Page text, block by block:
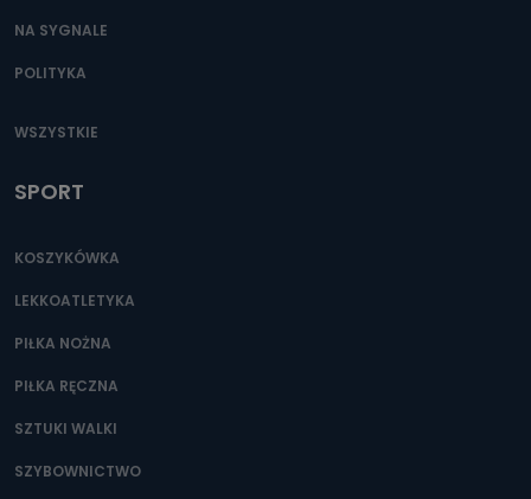
NA SYGNALE
POLITYKA
WSZYSTKIE
SPORT
KOSZYKÓWKA
LEKKOATLETYKA
PIŁKA NOŻNA
PIŁKA RĘCZNA
SZTUKI WALKI
SZYBOWNICTWO